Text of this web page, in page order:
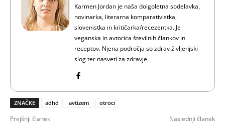
Karmen Jordan je naša dolgoletna sodelavka,
novinarka, literarna komparativistka,
slovenistka in kritičarka/recezentka. Je
veganska in avtorica številnih člankov in
receptov. Njena področja so zdrav življenjski
slog ter nasveti za zdravje.
ZNAČKE adhd avtizem otroci
Prejšnji članek Naslednji članek